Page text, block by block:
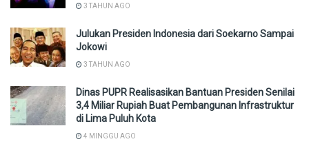
3 TAHUN AGO
Julukan Presiden Indonesia dari Soekarno Sampai
Jokowi
3 TAHUN AGO
Dinas PUPR Realisasikan Bantuan Presiden Senilai
3,4 Miliar Rupiah Buat Pembangunan Infrastruktur
di Lima Puluh Kota
4 MINGGU AGO